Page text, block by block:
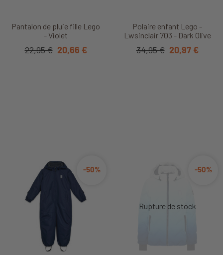
Pantalon de pluie fille Lego
- Violet
22,95 € 20,66 €
Polaire enfant Lego -
Lwsinclair 703 - Dark Olive
34,95 € 20,97 €
-50% -50%